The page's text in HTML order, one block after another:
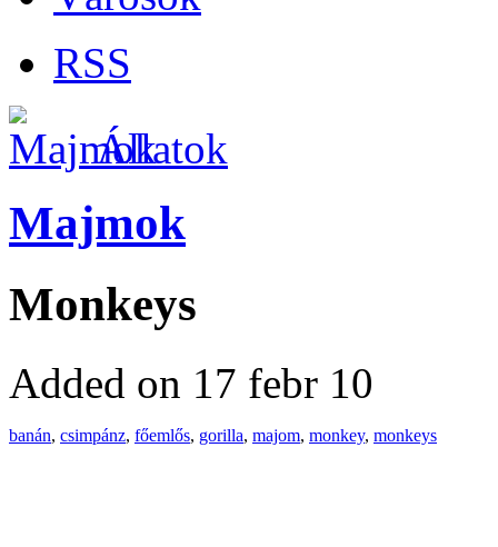
RSS
Állatok
Majmok
Monkeys
Added on 17 febr 10
banán, csimpánz, főemlős, gorilla, majom, monkey, monkeys